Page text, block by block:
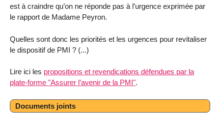
est à craindre qu’on ne réponde pas à l’urgence exprimée par
le rapport de Madame Peyron.
Quelles sont donc les priorités et les urgences pour revitaliser
le dispositif de PMI ? (...)
Lire ici les propositions et revendications défendues par la
plate-forme "Assurer l’avenir de la PMI".
Documents joints